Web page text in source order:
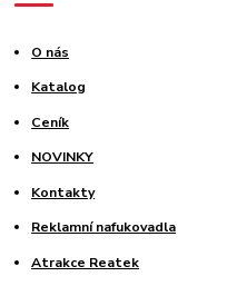
O nás
Katalog
Ceník
NOVINKY
Kontakty
Reklamní nafukovadla
Atrakce Reatek